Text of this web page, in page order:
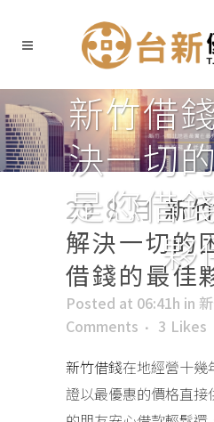
新竹借
決一切
是您借
夥
29 8 月新
解決一切的
借錢的最佳
Posted at 06:41h in
Comments
3 Likes
新竹借錢在地經營十幾
證以最優惠的價格直接